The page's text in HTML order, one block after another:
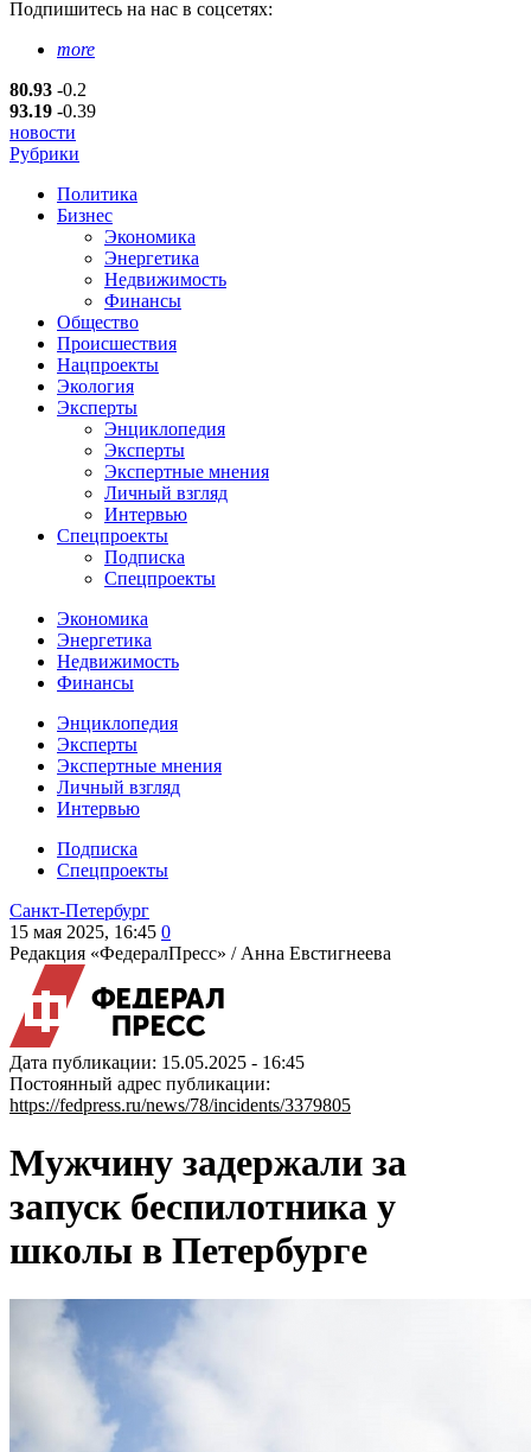
Подпишитесь на нас в соцсетях:
more
80.93 -0.2
93.19 -0.39
новости
Рубрики
Политика
Бизнес
Экономика
Энергетика
Недвижимость
Финансы
Общество
Происшествия
Нацпроекты
Экология
Эксперты
Энциклопедия
Эксперты
Экспертные мнения
Личный взгляд
Интервью
Спецпроекты
Подписка
Спецпроекты
Экономика
Энергетика
Недвижимость
Финансы
Энциклопедия
Эксперты
Экспертные мнения
Личный взгляд
Интервью
Подписка
Спецпроекты
Санкт-Петербург
15 мая 2025, 16:45 0
Редакция «ФедералПресс» / Анна Евстигнеева
Дата публикации: 15.05.2025 - 16:45
Постоянный адрес публикации:
https://fedpress.ru/news/78/incidents/3379805
Мужчину задержали за
запуск беспилотника у
школы в Петербурге